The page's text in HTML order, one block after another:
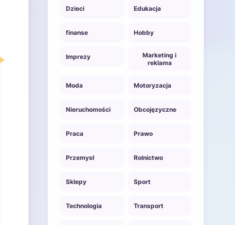
Dzieci Edukacja
finanse Hobby
Imprezy
Marketing i
reklama
Moda Motoryzacja
Nieruchomości Obcojęzyczne
Praca Prawo
Przemysł Rolnictwo
Sklepy Sport
Technologia Transport